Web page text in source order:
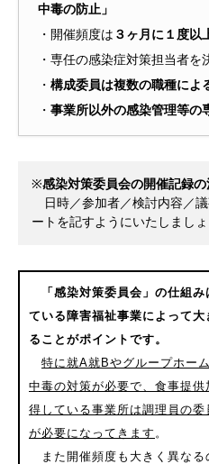
中毒の防止」
・開催頻度は ３ヶ月に１度以
・専任の感染症対策担当者を
・ 構成委員は複数の職種によ
・ 事業所以外の感染管理等の
※感染対策委員会の開催記録
日時／参加者／検討内容／
ートを記すようにいたしましょ
「感染対策委員会」の仕組み
ている障害福祉事業によって大
ることがポイントです。
特に就A就Bやグループホー
中毒の対策が必要で、食事提供
得している事業所は調理員の委
が必要になってきます 。
また開催頻度も大きく異なる